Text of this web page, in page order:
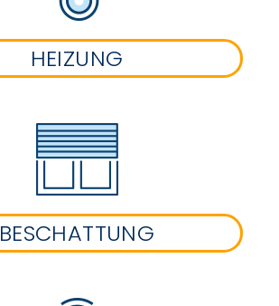
HEIZUNG
BESCHATTUNG